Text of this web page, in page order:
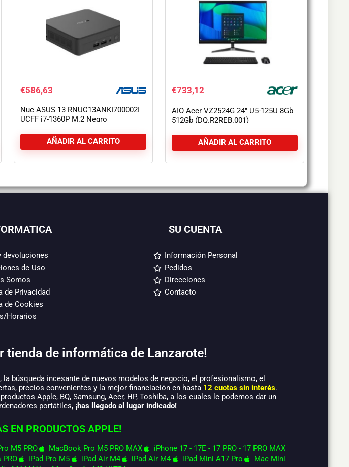
€586,63
Nuc ASUS 13 RNUC13ANKI700002I
UCFF i7-1360P M.2 Negro
AÑADIR AL CARRITO
€733,12
AIO Acer VZ2524G 24″ U5-125U 8Gb
512Gb (DQ.R2REB.001)
AÑADIR AL CARRITO
devoluciones
de Uso
Somos
de Privacidad
de Cookies
Horarios
SU CUENTA
Información Personal
Pedidos
Direcciones
Contacto
tienda de informática de Lanzarote!
búsqueda incesante de nuevos modelos de negocio, el profesionalismo, el
precios convenientes y la mejor financiación en hasta 12 cuotas sin interés.
Apple, BQ, Samsung, Acer, HP, Toshiba, a los cuales le podemos dar un
portátiles, ¡has llegado al lugar indicado!
EN PRODUCTOS APPLE!
M5 PRO MacBook Pro M5 PRO MAX
iPhone 17 - 17E - 17 PRO - 17 PRO MAX
iPad Pro M5 iPad Air M4 iPad Air M4 iPad Mini A17 Pro
Mac Mini